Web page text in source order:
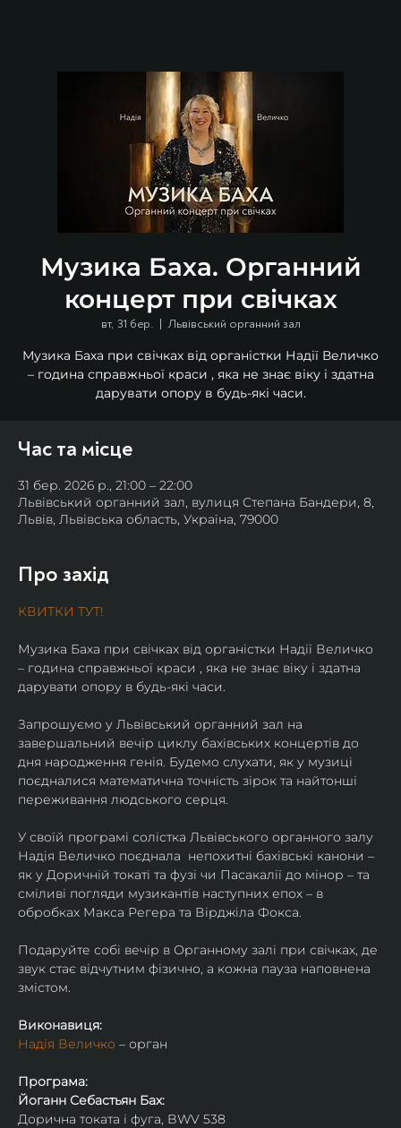
Музика Баха. Органний
концерт при свічках
вт, 31 бер.
  |
Львівський органний зал
Музика Баха при свічках від органістки Надії Величко
– година справжньої краси , яка не знає віку і здатна
дарувати опору в будь-які часи.
Час та місце
31 бер. 2026 р., 21:00 – 22:00
Львівський органний зал, вулиця Степана Бандери, 8,
Львів, Львівська область, Україна, 79000
Про захід
КВИТКИ ТУТ!
Музика Баха при свічках від органістки Надії Величко
– година справжньої краси , яка не знає віку і здатна
дарувати опору в будь-які часи.
Запрошуємо у Львівський органний зал на
завершальний вечір циклу бахівських концертів до
дня народження генія. Будемо слухати, як у музиці
поєдналися математична точність зірок та найтонші
переживання людського серця.
У своїй програмі солістка Львівського органного залу
Надія Величко поєднала  непохитні бахівські канони –
як у Доричній токаті та фузі чи Пасакалії до мінор – та
сміливі погляди музикантів наступних епох – в
обробках Макса Регера та Вірджіла Фокса.
Подаруйте собі вечір в Органному залі при свічках, де
звук стає відчутним фізично, а кожна пауза наповнена
змістом.
Виконавиця:
Надія Величко – орган
Програма:
Йоганн Себастьян Бах:
​​Дорична токата і фуга, BWV 538